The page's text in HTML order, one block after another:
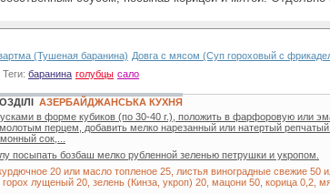
(Тушеная баранина) Довга с мясом (Суп гороховый с
Теги: баранина голубцы сало
АЗЕРБАЙДЖАНСЬКА КУХНЯ
в форме кубиков (по 30-40 г.), положить в фарфоровую или
перцем, добавить мелко нарезанный или натертый репчатый
сок,...
посыпать бозбаш мелко рубленной зеленью петрушки и укропом.
20 или масло топленое 25, листья виноградные свежие 50
лущеный 20, зелень (Кинза, укроп) 20, мацони 50, корица 0,2,